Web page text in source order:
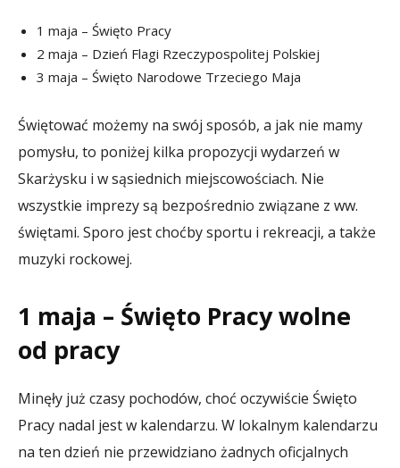
1 maja – Święto Pracy
2 maja – Dzień Flagi Rzeczypospolitej Polskiej
3 maja – Święto Narodowe Trzeciego Maja
Świętować możemy na swój sposób, a jak nie mamy
pomysłu, to poniżej kilka propozycji wydarzeń w
Skarżysku i w sąsiednich miejscowościach. Nie
wszystkie imprezy są bezpośrednio związane z ww.
świętami. Sporo jest choćby sportu i rekreacji, a także
muzyki rockowej.
1 maja – Święto Pracy wolne
od pracy
Minęły już czasy pochodów, choć oczywiście Święto
Pracy nadal jest w kalendarzu. W lokalnym kalendarzu
na ten dzień nie przewidziano żadnych oficjalnych